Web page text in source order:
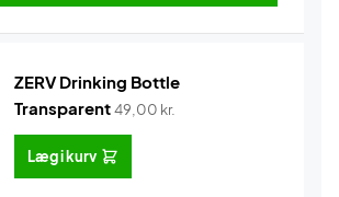
ZERV Drinking Bottle
Transparent49,00 kr.
Læg i kurv